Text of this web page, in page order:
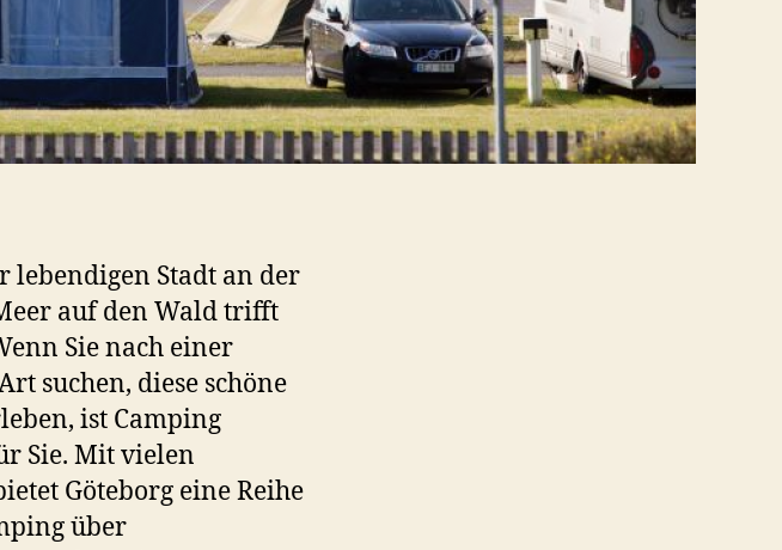
Stadt an der
auf den Wald trifft
Sie nach einer
suchen, diese schöne
ist Camping
Sie. Mit vielen
Göteborg eine Reihe
über